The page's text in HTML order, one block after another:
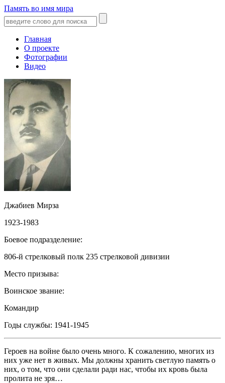
Память во имя мира
Главная
О проекте
Фотографии
Видео
Джабиев Мирза
1923-1983
Боевое подразделение:
806-й стрелковый полк 235 стрелковой дивизии
Место призыва:
Воинское звание:
Командир
Годы службы: 1941-1945
Героев на войне было очень много. К сожалению, многих из
них уже нет в живых. Мы должны хранить светлую память о
них, о том, что они сделали ради нас, чтобы их кровь была
пролита не зря…